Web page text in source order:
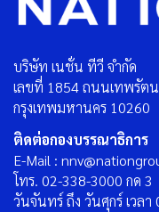
บริษัท เนชั่น ทีวี จำกัด
เลขที่ 1854 ถนนเทพรัต
กรุงเทพมหานคร 10260
ติดต่อกองบรรณาธิการ
E-Mail :
โทร. 02-338-3000 กด 3
วันจันทร์ ถึง วันศุกร์ เวล